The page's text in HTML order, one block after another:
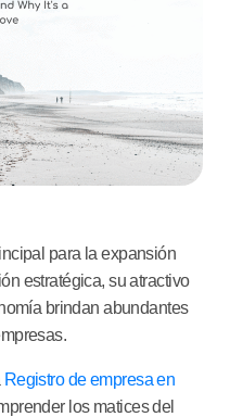
para la expansión
estratégica, su atractivo
brindan abundantes
.
Registro de empresa en
los matices del